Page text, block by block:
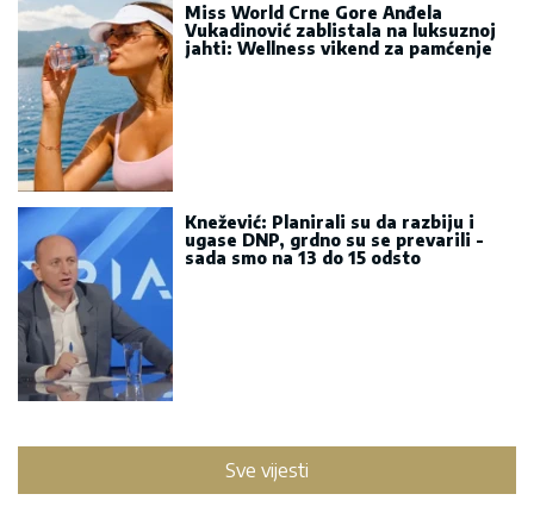
Miss World Crne Gore Anđela
Vukadinović zablistala na luksuznoj
jahti: Wellness vikend za pamćenje
Knežević: Planirali su da razbiju i
ugase DNP, grdno su se prevarili -
sada smo na 13 do 15 odsto
Sve vijesti